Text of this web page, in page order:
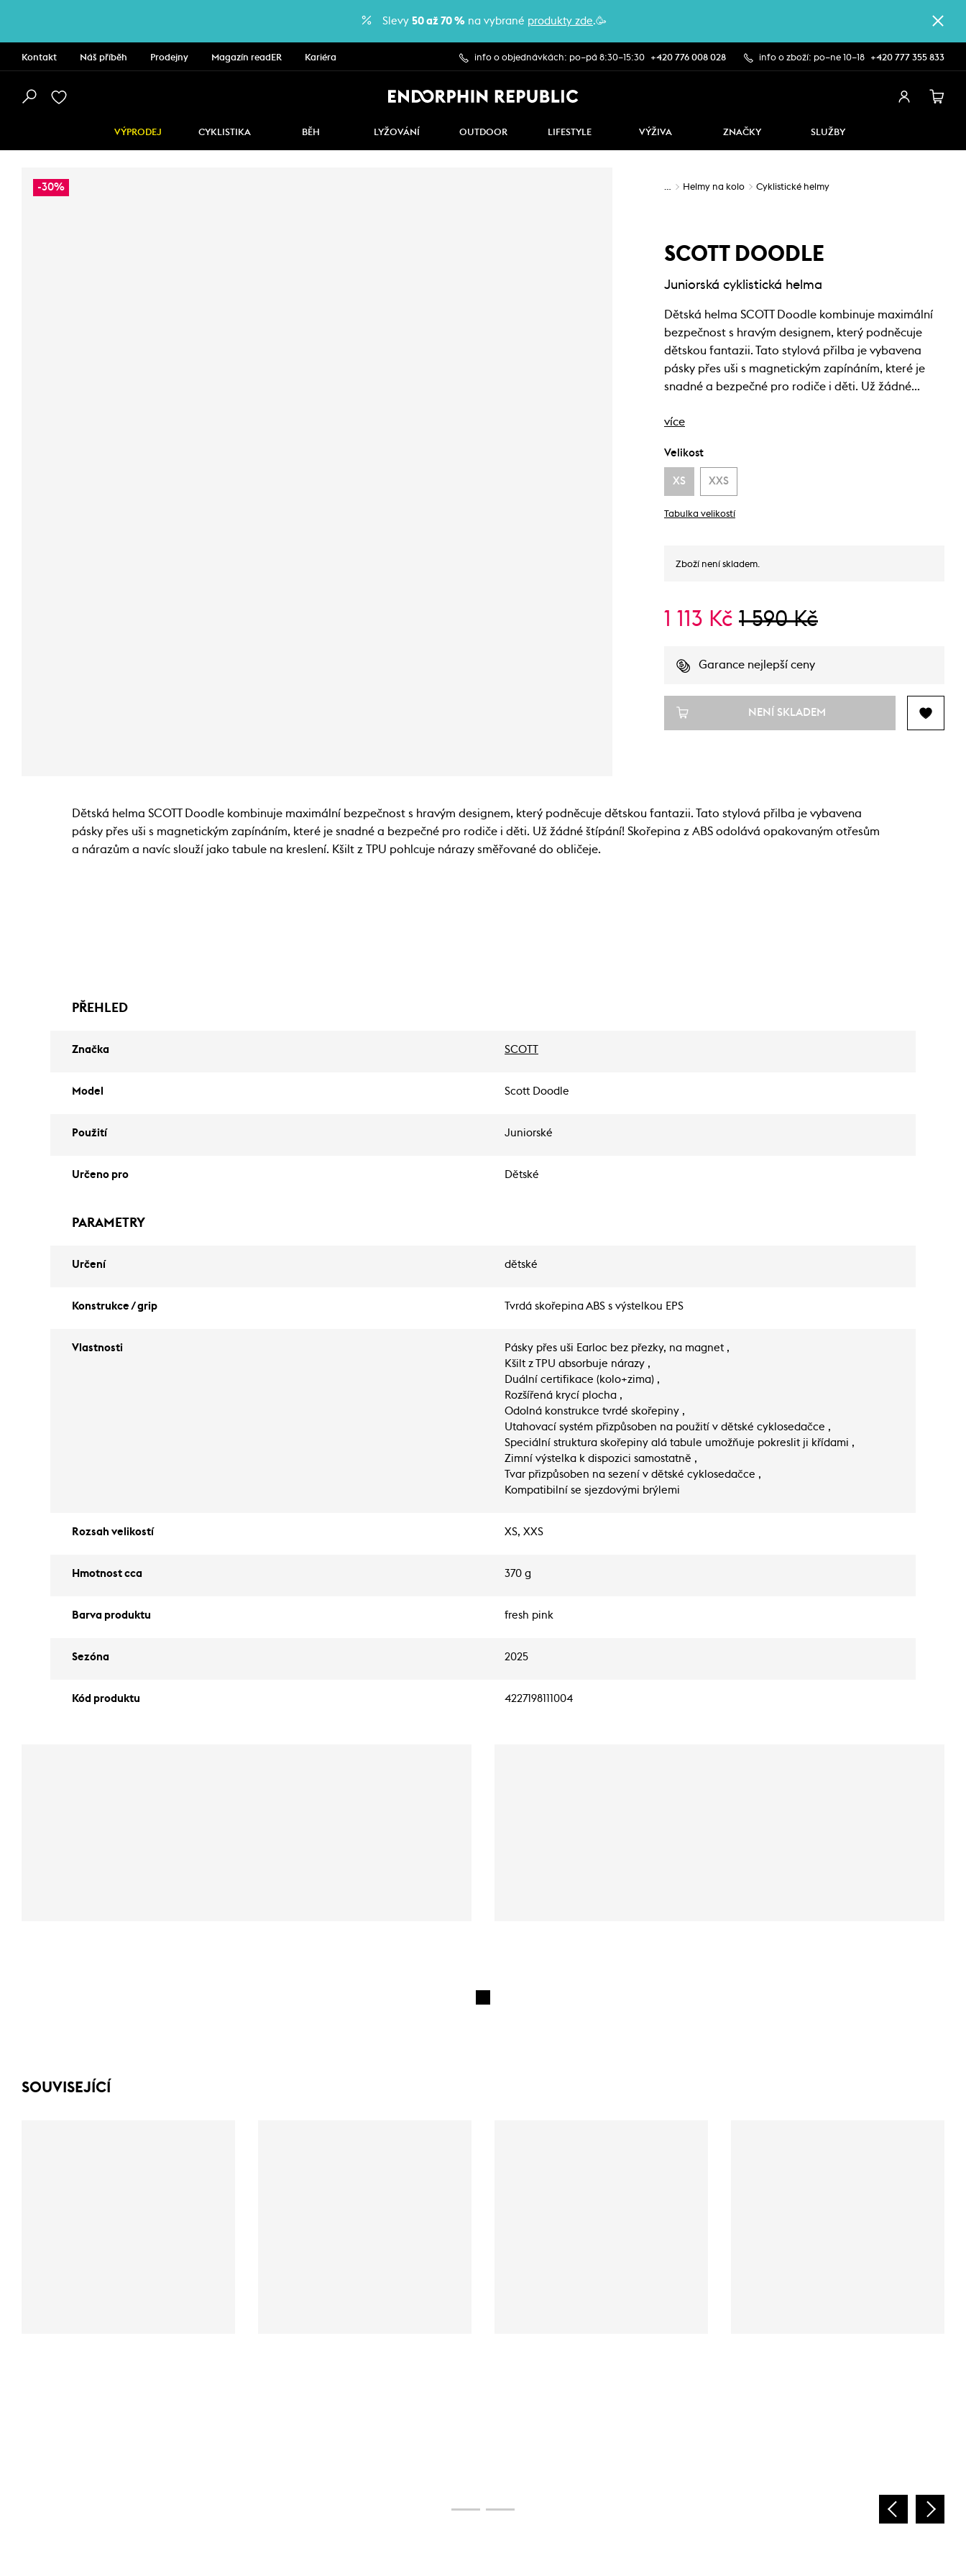
Slevy 50 až 70 % na vybrané produkty zde.🥳
Kontakt Náš příběh Prodejny Magazín readER Kariéra info o objednávkách: po–pá 8:30–15:30 +420 776 008 028 info o zboží: po–ne 10–18 +420 777 355 833
VÝPRODEJ CYKLISTIKA BĚH LYŽOVÁNÍ OUTDOOR LIFESTYLE VÝŽIVA ZNAČKY SLUŽBY
-30% … Helmy na kolo Cyklistické helmy
SCOTT DOODLE
Juniorská cyklistická helma
Dětská helma SCOTT Doodle kombinuje maximální
bezpečnost s hravým designem, který podněcuje
dětskou fantazii. Tato stylová přilba je vybavena
pásky přes uši s magnetickým zapínáním, které je
snadné a bezpečné pro rodiče i děti. Už žádné…
více
Velikost
XS XXS
Tabulka velikostí
Zboží není skladem.
1 113 Kč 1 590 Kč
Garance nejlepší ceny
NENÍ SKLADEM
Dětská helma SCOTT Doodle kombinuje maximální bezpečnost s hravým designem, který podněcuje dětskou fantazii. Tato stylová přilba je vybavena
pásky přes uši s magnetickým zapínáním, které je snadné a bezpečné pro rodiče i děti. Už žádné štípání! Skořepina z ABS odolává opakovaným otřesům
a nárazům a navíc slouží jako tabule na kreslení. Kšilt z TPU pohlcuje nárazy směřované do obličeje.
PŘEHLED
Značka SCOTT
Model Scott Doodle
Použití Juniorské
Určeno pro Dětské
PARAMETRY
Určení dětské
Konstrukce / grip Tvrdá skořepina ABS s výstelkou EPS
Vlastnosti
Pásky přes uši Earloc bez přezky, na magnet ,
Kšilt z TPU absorbuje nárazy ,
Duální certifikace (kolo+zima) ,
Rozšířená krycí plocha ,
Odolná konstrukce tvrdé skořepiny ,
Utahovací systém přizpůsoben na použití v dětské cyklosedačce ,
Speciální struktura skořepiny alá tabule umožňuje pokreslit ji křídami ,
Zimní výstelka k dispozici samostatně ,
Tvar přizpůsoben na sezení v dětské cyklosedačce ,
Kompatibilní se sjezdovými brýlemi
Rozsah velikostí XS, XXS
Hmotnost cca 370 g
Barva produktu fresh pink
Sezóna 2025
Kód produktu 4227198111004
SOUVISEJÍCÍ